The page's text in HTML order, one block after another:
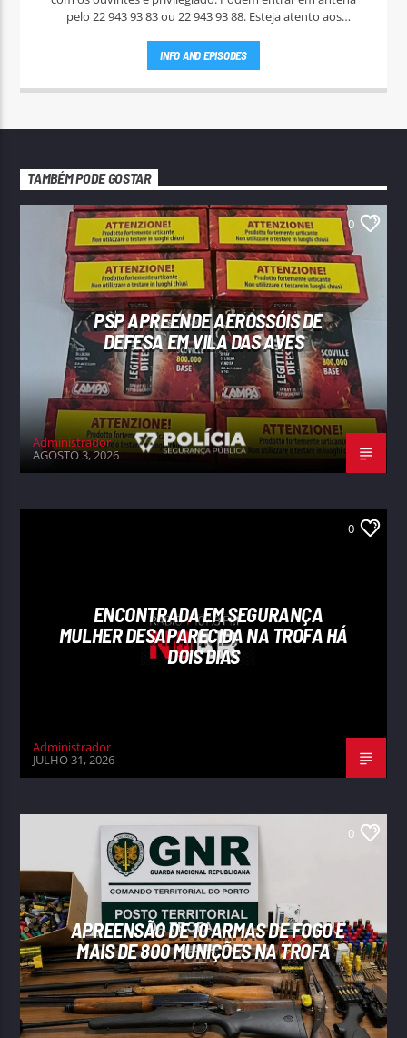
pelo 22 943 93 83 ou 22 943 93 88. Esteja atento aos
INFO AND EPISODES
TAMBÉM PODE GOSTAR
0
PSP APREENDE AEROSSÓIS DE
DEFESA EM VILA DAS AVES
Administrador
AGOSTO 3, 2026
0
ENCONTRADA EM SEGURANÇA
MULHER DESAPARECIDA NA TROFA HÁ
DOIS DIAS
Administrador
JULHO 31, 2026
0
APREENSÃO DE 10 ARMAS DE FOGO E
MAIS DE 800 MUNIÇÕES NA TROFA